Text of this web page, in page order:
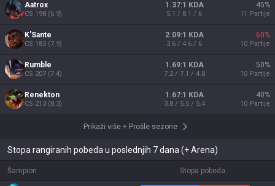
Aatrox
CS 198 (6.9)
1.37:1 KDA
5.1 / 8.1 / 6
45%
11 Partije
K'Sante
CS 183 (7.9)
2.09:1 KDA
3.6 / 4.6 / 6
60%
10 Partije
Rumble
CS 207 (7.4)
1.69:1 KDA
7.2 / 7.1 / 4.8
50%
10 Partije
Renekton
CS 213 (8.3)
1.67:1 KDA
3.8 / 5.5 / 5.4
40%
10 Partije
Prikaži više+ Prošle sezone
Stopa rangiranih pobeda u poslednjih 7 dana (+ Arena)
Šampion Stopa pobeda